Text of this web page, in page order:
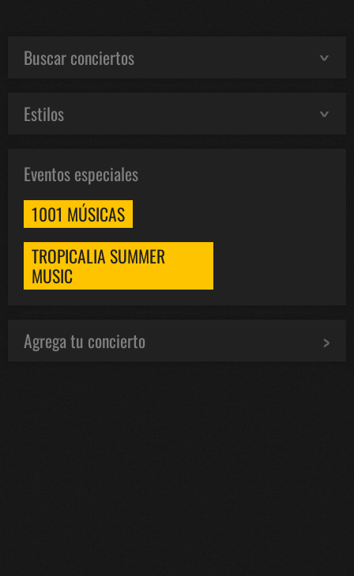
Buscar conciertos
Estilos
Eventos especiales
1001 MÚSICAS
TROPICALIA SUMMER
MUSIC
Agrega tu concierto